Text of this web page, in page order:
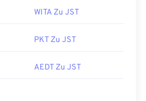
WITA Zu JST
PKT Zu JST
AEDT Zu JST